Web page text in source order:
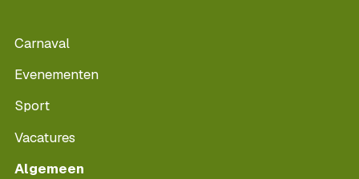
Carnaval
Evenementen
Sport
Vacatures
Algemeen